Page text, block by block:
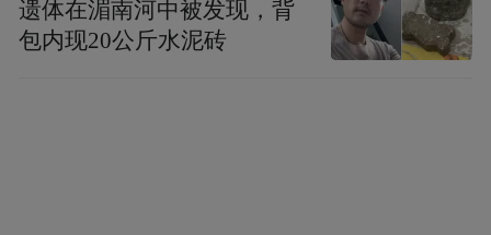
遗体在湄南河中被发现，背
包内现20公斤水泥砖